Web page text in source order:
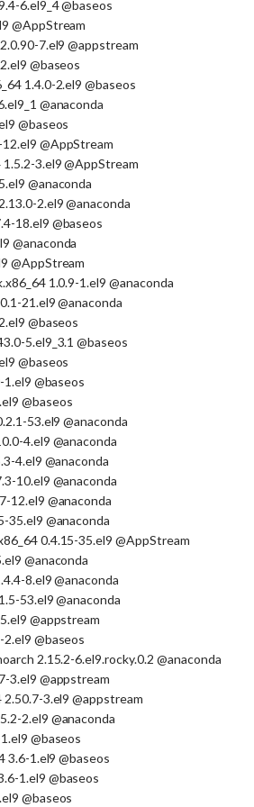
6.el9_4 @baseos
@AppStream
7.el9 @appstream
@baseos
1.4.0-2.el9 @baseos
@anaconda
@baseos
@AppStream
3.el9 @AppStream
@anaconda
2.el9 @anaconda
18.el9 @baseos
@anaconda
@AppStream
1.0.9-1.el9 @anaconda
21.el9 @anaconda
@baseos
5.el9_3.1 @baseos
@baseos
@baseos
@baseos
53.el9 @anaconda
4.el9 @anaconda
4.el9 @anaconda
10.el9 @anaconda
12.el9 @anaconda
35.el9 @anaconda
0.4.15-35.el9 @AppStream
@anaconda
8.el9 @anaconda
53.el9 @anaconda
@appstream
@baseos
2.15.2-6.el9.rocky.0.2 @anaconda
3.el9 @appstream
3.el9 @appstream
2.el9 @anaconda
@baseos
3.6-1.el9 @baseos
1.el9 @baseos
@baseos